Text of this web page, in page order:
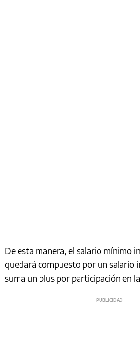
De esta manera, el salario mínimo
quedará compuesto por un salario
suma un plus por participación en